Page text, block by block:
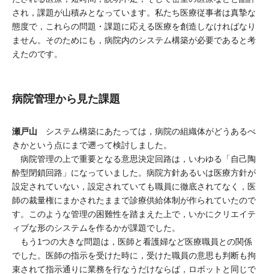
され，課題が山積みとなっています。私たち医療従事者は真摯な
態度で，これらの問題・課題に応える医療を創造しなければなり
ません。そのためにも，病院内のシステム構築が必要であると考
えたのです。
病院管理から見た課題
瀬戸山 システム構築にあたっては，病院の組織体がどうあるべ
きかという点にまで遡って検討しました。
病院管理の上で重要となる意思決定回路は，いわゆる「自己陶
酔型閉鎖回路」になっていました。病院方針あるいは医療方針が
設定されていない，設定されていても職員に徹底されてなく，医
師の裁量権にまかされたままで診療供給体制が作られていたので
す。このような管理の困難性を踏まえた上で，いかにクリエイテ
ィブな形のシステムを作るかが課題でした。
もう1つの大きな問題は，医師と看護婦など医療職員との関係
でした。医師の指示を受けた時に，受けた職員の意思も判断も拘
束されて指示通りに業務を行なうだけならば，ロボットと同じで